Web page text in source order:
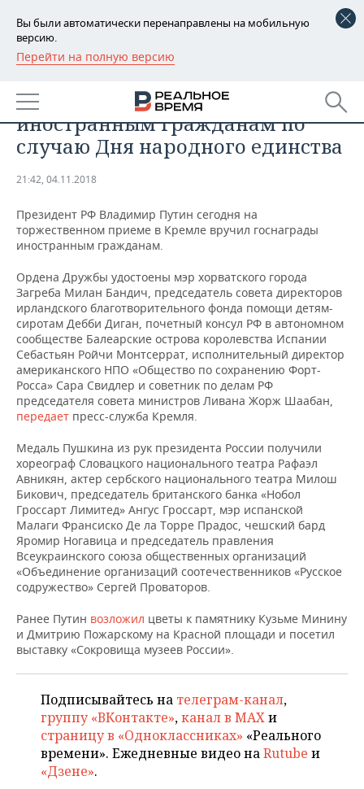
Вы были автоматически перенаправлены на мобильную
версию.
Перейти на полную версию
РЕГИОНЫ
БАШКОРТОСТАН
ТАТАРСТАН
НОВОСТИ
АНАЛИТИКА
ДЕКЛАРАЦИИ О ДОХОДАХ
КОРОЛИ ГОСЗАКАЗА ПФО
ВУЗЫ ТАТАРСТАНА
КОМУ ПРИНАДЛЕЖАТ
ТОРГОВЫЕ ЦЕНТРЫ
ТАТАРСТАНА
НОВОСТИ ЭКОНОМИКИ
ФИНАНСЫ
БАНКИ
БЮДЖЕТ
ИНВЕСТИЦИИ
ПРОМЫШЛЕННОСТЬ
НОВОСТИ
ПРОМЫШЛЕННОСТИ
АГРОПРОМ
МАШИНОСТРОЕНИЕ
НЕФТЕХИМИЯ
НЕФТЬ
ОПК
ЭНЕРГЕТИКА
НЕДВИЖИМОСТЬ
НОВОСТИ НЕДВИЖИМОСТИ
АВТО
НОВОСТИ АВТО
БИЗНЕС
НОВОСТИ БИЗНЕСА
РОЗНИЧНАЯ ТОРГОВЛЯ
УСЛУГИ
ТЕХНОЛОГИИ
НОВОСТИ ТЕХНОЛОГИЙ
МЕДИА
ТЕЛЕКОММУНИКАЦИИ
МЕРОПРИЯТИЯ
ВЫЕЗДНАЯ РЕДАКЦИЯ
БИЗНЕС-БРАНЧИ
ONLINE-КОНФЕРЕНЦИИ
ОТКРЫТАЯ ЛЕКЦИЯ
НОВОСТИ СПОРТА
ФУТБОЛ
ХОККЕЙ
БАСКЕТБОЛ
ВОЛЕЙБОЛ
КИБЕРСПОРТ
ФИГУРНОЕ КАТАНИЕ
ВОДНЫЕ ВИДЫ СПОРТА
ХОККЕЙ С МЯЧОМ
ОБЩЕСТВО
НОВОСТИ ОБЩЕСТВА
ВЛАСТЬ
ИНФРАСТРУКТУРА
ИСТОРИЯ
КУЛЬТУРА
МЕДИЦИНА
ОБРАЗОВАНИЕ
ПРОИСШЕСТВИЯ
ФОТОГАЛЕРЕЯ
СЮЖЕТЫ
СПРАВОЧНИК
СПИСОК ПЕРСОН
СПИСОК КОМПАНИЙ
ПОЛНАЯ ВЕРСИЯ
Путин вручил госнаграды
иностранным гражданам по
случаю Дня народного единства
21:42, 04.11.2018
Президент РФ Владимир Путин сегодня на
торжественном приеме в Кремле вручил госнаграды
иностранным гражданам.
Ордена Дружбы удостоены мэр хорватского города
Загреба Милан Бандич, председатель совета директоров
ирландского благотворительного фонда помощи детям-
сиротам Дебби Диган, почетный консул РФ в автономном
сообществе Балеарские острова королевства Испании
Себастьян Ройчи Монтсеррат, исполнительный директор
американского НПО «Общество по сохранению Форт-
Росса» Сара Свидлер и советник по делам РФ
председателя совета министров Ливана Жорж Шаабан,
передает пресс-служба Кремля.
Медаль Пушкина из рук президента России получили
хореограф Словацкого национального театра Рафаэл
Авникян, актер сербского национального театра Милош
Бикович, председатель британского банка «Нобол
Гроссарт Лимитед» Ангус Гроссарт, мэр испанской
Малаги Франсиско Де ла Торре Прадос, чешский бард
Яромир Ногавица и председатель правления
Всеукраинского союза общественных организаций
«Объединение организаций соотечественников «Русское
содружество» Сергей Проваторов.
Ранее Путин возложил цветы к памятнику Кузьме Минину
и Дмитрию Пожарскому на Красной площади и посетил
выставку «Сокровища музеев России».
Подписывайтесь на телеграм-канал,
группу «ВКонтакте»,канал в MAXи
страницу в «Одноклассниках» «Реального
времени». Ежедневные видео наRutube и
«Дзене».